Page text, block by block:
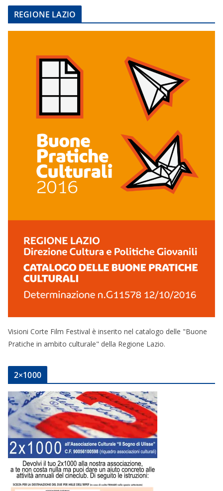
REGIONE LAZIO
Visioni Corte Film Festival è inserito nel catalogo delle "Buone
Pratiche in ambito culturale" della Regione Lazio.
2×1000